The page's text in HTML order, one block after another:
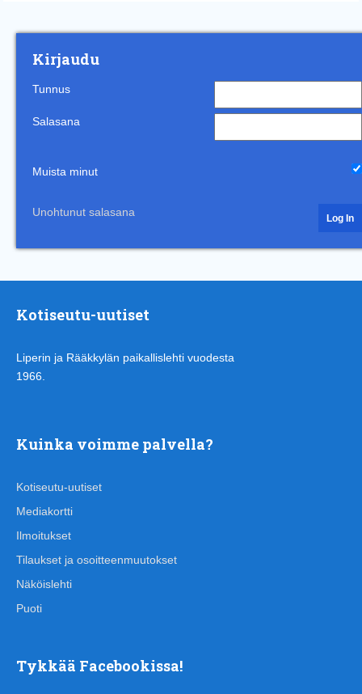
Kirjaudu
Tunnus
Salasana
Muista minut
Unohtunut salasana
Kotiseutu-uutiset
Liperin ja Rääkkylän paikallislehti vuodesta
1966.
Kuinka voimme palvella?
Kotiseutu-uutiset
Mediakortti
Ilmoitukset
Tilaukset ja osoitteenmuutokset
Näköislehti
Puoti
Tykkää Facebookissa!